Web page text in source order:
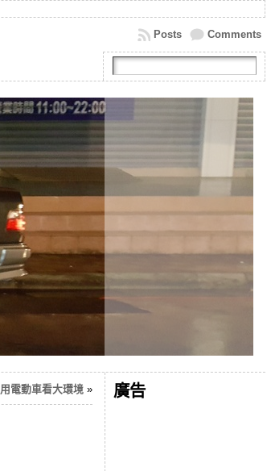
Comments
Posts
用電動車看大環境» 廣告